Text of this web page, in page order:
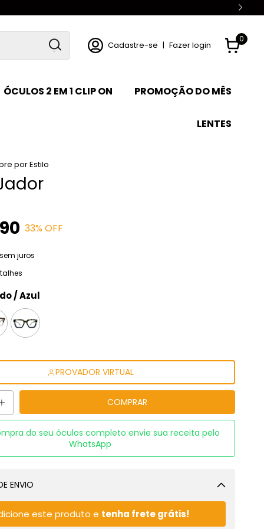
Cadastre-se | Fazer login
0
ÓCULOS 2 EM 1 CLIP ON PROMOÇÃO DO MÊS
LENTES
por Estilo
33% OFF
sem juros
/ Azul
PROVADOR VIRTUAL
do seu óculos completo envie sua receita pelo
WhatsApp
ENVIO
este produto e tenha frete grátis!